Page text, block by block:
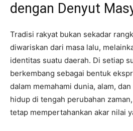
dengan Denyut
Tradisi rakyat bukan sekadar
diwariskan dari masa lalu,
identitas suatu daerah. Di setiap
berkembang sebagai bentuk
dalam memahami dunia, alam,
hidup di tengah perubahan
tetap mempertahankan akar nilai